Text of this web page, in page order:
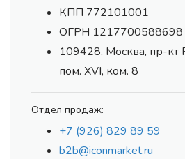
КПП 772101001
ОГРН 1217700588698
109428, Москва, пр-кт
пом. XVI, ком. 8
Отдел продаж:
+7 (926) 829 89 59
b2b@iconmarket.ru